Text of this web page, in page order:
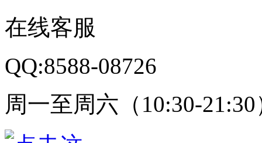
在线客服
QQ:8588-08726
周一至周六（10:30-21:30